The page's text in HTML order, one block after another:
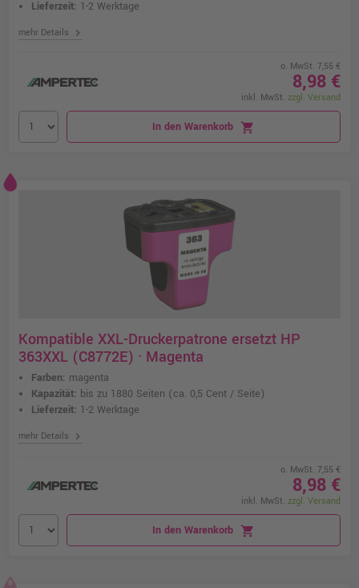
Lieferzeit: 1-2 Werktage
mehr Details chevron_right
o. MwSt. 7,55 €
8,98 €
inkl. MwSt. zzgl. Versand
In den Warenkorb shopping_cart
Kompatible XXL-Druckerpatrone ersetzt HP
363XXL (C8772E) · Magenta
Farben: magenta
Kapazität: bis zu 1880 Seiten (ca. 0,5 Cent / Seite)
Lieferzeit: 1-2 Werktage
mehr Details chevron_right
o. MwSt. 7,55 €
8,98 €
inkl. MwSt. zzgl. Versand
In den Warenkorb shopping_cart